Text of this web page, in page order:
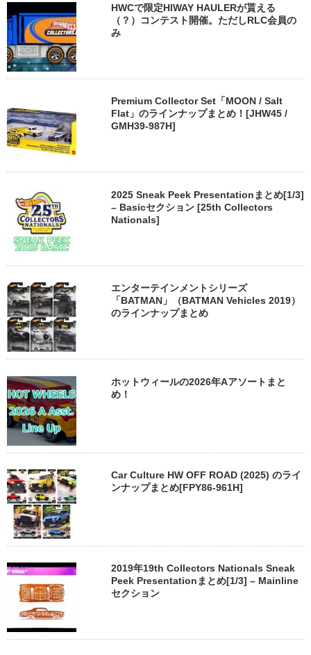
HWCで限定HIWAY HAULERが貰える
（？）コンテスト開催。ただしRLC会員の
み
Premium Collector Set「MOON / Salt
Flat」のラインナップまとめ！[JHW45 /
GMH39-987H]
2025 Sneak Peek Presentationまとめ[1/3]
– Basicセクション [25th Collectors
Nationals]
エンターテインメントシリーズ
「BATMAN」（BATMAN Vehicles 2019）
のラインナップまとめ
ホットウィールの2026年Aアソートまと
め！
Car Culture HW OFF ROAD (2025) のライ
ンナップまとめ[FPY86-961H]
2019年19th Collectors Nationals Sneak
Peek Presentationまとめ[1/3] – Mainline
セクション